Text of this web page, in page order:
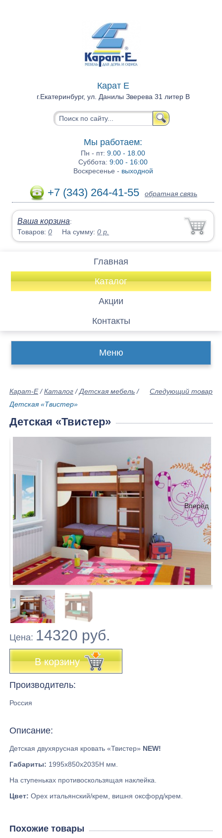
Карат Е
г.Екатеринбург, ул. Данилы Зверева 31 литер В
Мы работаем:
Пн - пт:9.00 - 18.00
Суббота:9:00 - 16:00
Воскресенье - выходной
+7 (343) 264-41-55 обратная связь
Ваша корзина:
Товаров:0 На сумму:0 р.
Главная
Каталог
Акции
Контакты
Меню
Следующий товар
Карат-Е/Каталог /Детская мебель /
Детская «Твистер»
Детская «Твистер»
Вперёд
Цена: 14320 руб.
В корзину
Производитель:
Россия
Описание:
Детская двухярусная кровать «Твистер» NEW!
Габариты: 1995х850х2035Н мм.
На ступеньках противоскользящая наклейка.
Цвет: Орех итальянский/крем, вишня оксфорд/крем.
Похожие товары